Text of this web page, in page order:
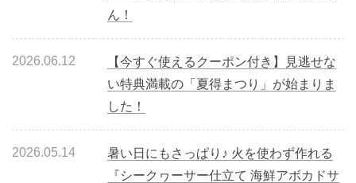
ん！
2026.06.12
【今すぐ使えるクーポン付き】見逃せな
い特典満載の「夏得まつり」が始まりま
した！
2026.05.14
暑い日にもさっぱり♪ 火を使わず作れる
『シークヮーサー仕立て 海鮮アボカドサ